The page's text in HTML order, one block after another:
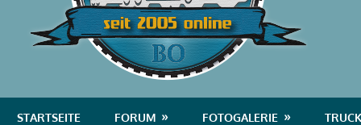
Das
Portal
STARTSEITE FORUM FOTOGALERIE